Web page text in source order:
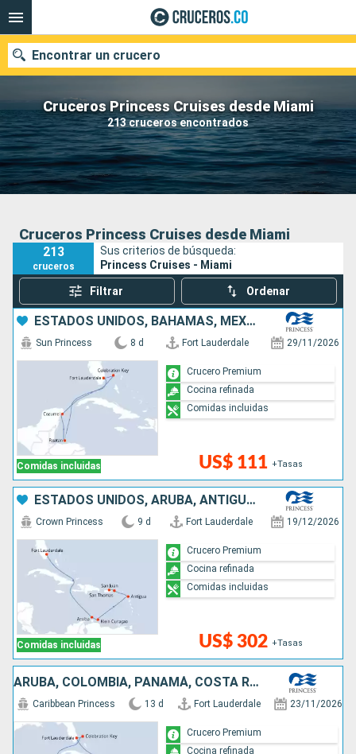
Cruceros Princess Cruises desde Miami
213 cruceros encontrados
Encontrar un crucero
Fecha de salida
Buscar
Cruceros Princess Cruises desde Miami
213
cruceros
Sus criterios de búsqueda:
Princess Cruises - Miami
Filtrar Ordenar
ESTADOS UNIDOS, BAHAMAS, MÉXICO, HONDURAS
Comidas incluidas
Sun Princess 8 d Fort Lauderdale 29/11/2026
US$ 111 +Tasas
Crucero Premium
Cocina refinada
Comidas incluidas
ESTADOS UNIDOS, ARUBA, ANTIGUA Y BARBUDA, PUERTO RICO
Comidas incluidas
Crown Princess 9 d Fort Lauderdale 19/12/2026
US$ 302 +Tasas
Crucero Premium
Cocina refinada
Comidas incluidas
ARUBA, COLOMBIA, PANAMÁ, COSTA RICA, BAHAMAS, ESTADOS UNIDOS
Caribbean Princess 13 d Fort Lauderdale 23/11/2026
Crucero Premium
Cocina refinada